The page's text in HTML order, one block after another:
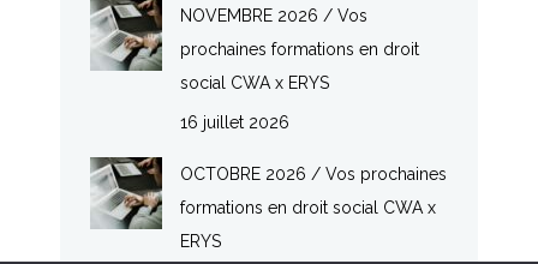
NOVEMBRE 2026 / Vos
prochaines formations en droit
social CWA x ERYS
16 juillet 2026
OCTOBRE 2026 / Vos prochaines
formations en droit social CWA x
ERYS